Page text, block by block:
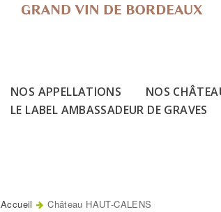
NOS APPELLATIONS NOS
LE LABEL AMBASSADEUR DE GRAVES
Accueil Château HAUT-CALENS